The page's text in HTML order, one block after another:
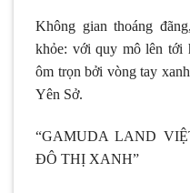
Không gian thoáng
khỏe: với quy mô lên tới
ôm trọn bởi vòng tay
Yên Sở.
“GAMUDA LAND
ĐÔ THỊ XANH”